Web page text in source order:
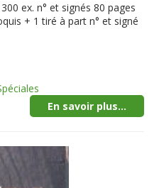
ex. n° et signés 80 pages
+ 1 tiré à part n° et signé
En savoir plus...